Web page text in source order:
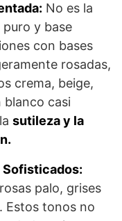
No es la
y base
con bases
rosadas,
crema, beige,
blanco casi
sutileza y la
Sofisticados:
palo, grises
Estos tonos no